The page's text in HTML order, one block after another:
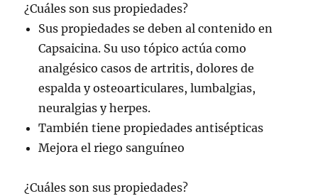
¿Cuáles son sus propiedades?
Sus propiedades se deben al contenido en
Capsaicina. Su uso tópico actúa como
analgésico casos de artritis, dolores de
espalda y osteoarticulares, lumbalgias,
neuralgias y herpes.
También tiene propiedades antisépticas
Mejora el riego sanguíneo
¿Cuáles son sus propiedades?